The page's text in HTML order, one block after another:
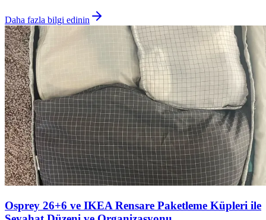
Daha fazla bilgi edinin
Osprey 26+6 ve IKEA Rensare Paketleme Küpleri ile